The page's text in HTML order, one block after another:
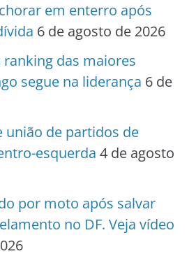
em enterro após
6 de agosto de 2026
das maiores
segue na liderança 6 de
união de partidos de
esquerda 4 de agosto
por moto após salvar
no DF. Veja vídeo